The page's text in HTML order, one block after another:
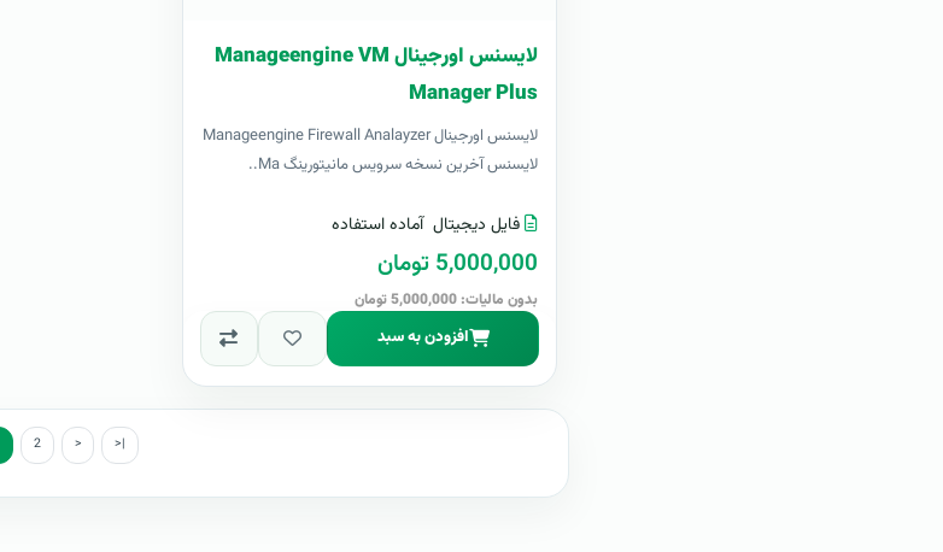
لایسنس اورجینال Manageengine VM
Manager Plus
لایسنس اورجینال Manageengine Firewall Analayzer
لایسنس آخرین نسخه سرویس مانیتورینگ Ma..
فایل دیجیتال آماده استفاده
5,000,000 تومان
بدون مالیات: 5,000,000 تومان
افزودن به سبد
2 > >|